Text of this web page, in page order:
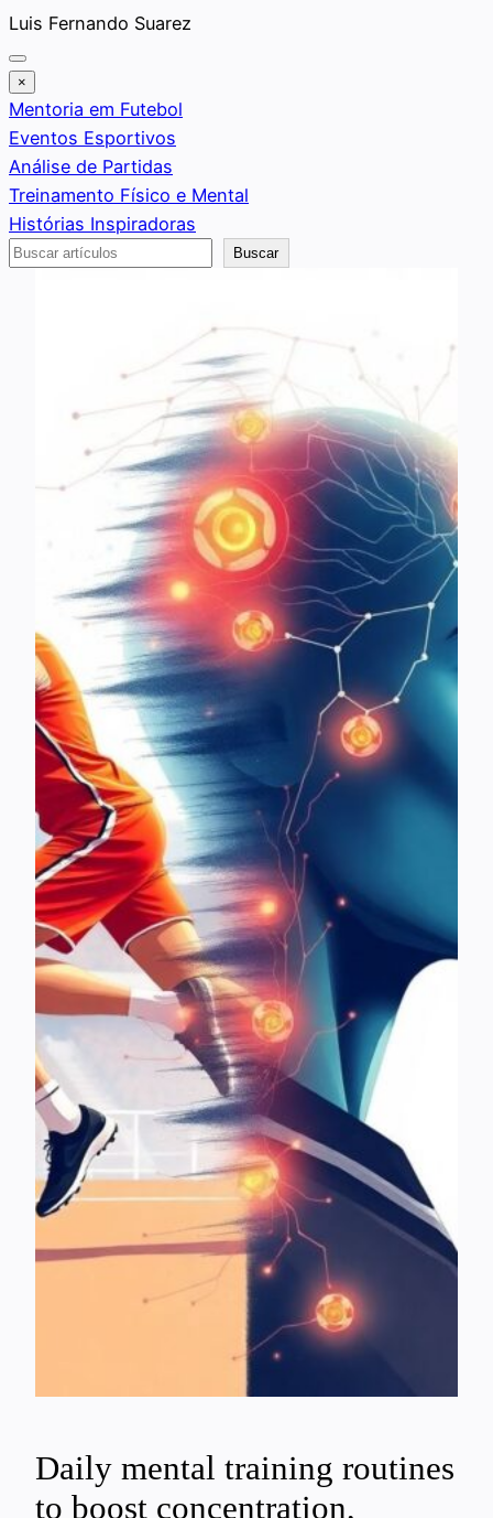
Saltar
al
contenido
Luis Fernando Suarez
×
Mentoria em Futebol
Eventos Esportivos
Análise de Partidas
Treinamento Físico e Mental
Histórias Inspiradoras
Buscar
Buscar
Daily mental training routines
to boost concentration,